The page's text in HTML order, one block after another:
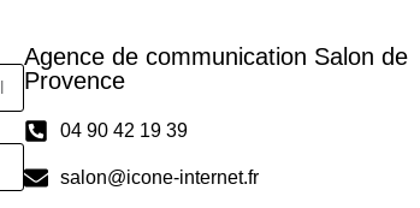
Agence de communication Salon de
Provence
04 90 42 19 39
salon@icone-internet.fr